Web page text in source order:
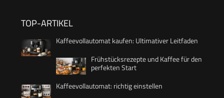
TOP-ARTIKEL
Kaffeevollautomat kaufen: Ultimativer Leitfaden
Frühstücksrezepte und Kaffee für den
perfekten Start
Kaffeevollautomat: richtig einstellen